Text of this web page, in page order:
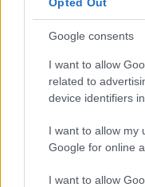
Google consents
I want to allow
related to
device identifiers
I want to allow my
Google for online
I want to allow
Dimitris
Minister of
Alexandra
Deputy
Attica Region